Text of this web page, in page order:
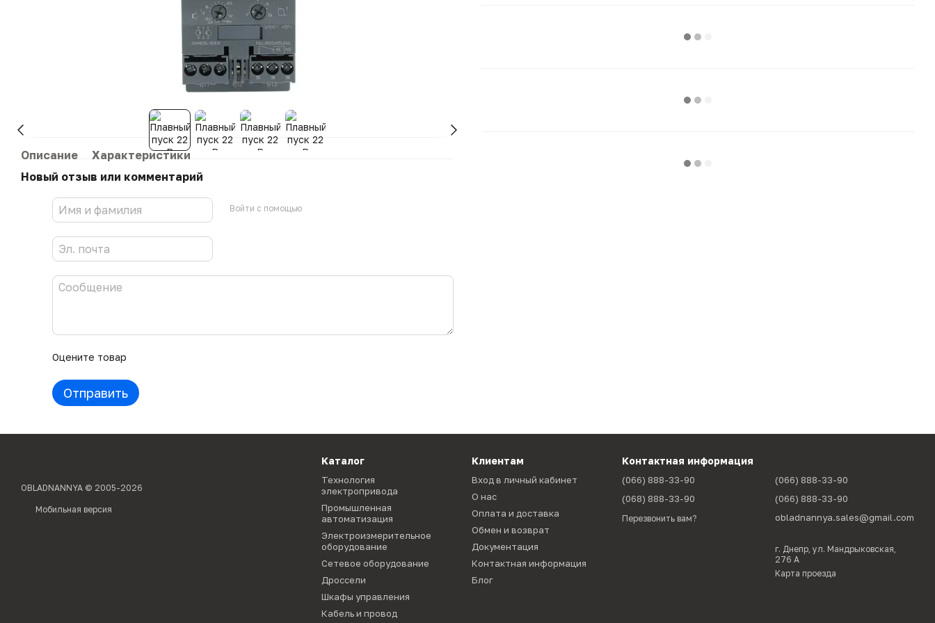
Описание
Характеристики
Новый отзыв или комментарий
Войти с помощью
Оцените товар
Отправить
OBLADNANNYA © 2005-2026
Мобильная версия
Каталог
Технология
электропривода
Промышленная
автоматизация
Электроизмерительное
оборудование
Сетевое оборудование
Дроссели
Шкафы управления
Кабель и провод
Клиентам
Вход в личный кабинет
О нас
Оплата и доставка
Обмен и возврат
Документация
Контактная информация
Блог
Контактная информация
(066) 888-33-90
(068) 888-33-90
Перезвонить вам?
(066) 888-33-90
(066) 888-33-90
obladnannya.sales@gmail.com
г. Днепр, ул. Мандрыковская,
276 А
Карта проезда